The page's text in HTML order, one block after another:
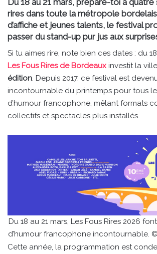
Du 18 au 21 mars, prépare-toi à
rires dans toute la métropole
d’affiche et jeunes talents, le festival
passer du stand-up pur jus aux
Si tu aimes rire, note bien ces dates : du
Les Fous Rires de Bordeaux investit la
édition. Depuis 2017, ce festival est
incontournable du printemps pour tous
d’humour francophone, mêlant formats
collectifs et spectacles plus installés.
Du 18 au 21 mars, Les Fous Rires 2026
d’humour francophone incontournable.
Cette année, la programmation est